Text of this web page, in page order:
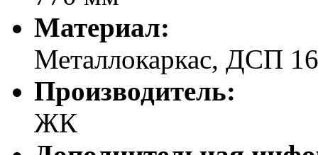
Материал:
Металлокаркас, ДСП
Производитель:
ЖК